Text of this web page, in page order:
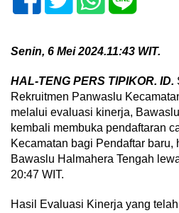
Senin, 6 Mei 2024.11:43 WIT.
HAL-TENG PERS TIPIKOR. ID.
Rekruitmen Panwaslu
melalui evaluasi kinerja,
kembali membuka pendaftaran
Kecamatan bagi Pendaftar
Bawaslu Halmahera Tengah
20:47 WIT.
Hasil Evaluasi Kinerja yang